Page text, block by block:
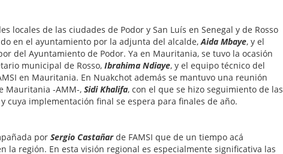
de las ciudades de Podor y San Luís en Senegal y de Rosso
en el ayuntamiento por la adjunta del alcalde,Aida Mbaye, y el
del Ayuntamiento de Podor. Ya en Mauritania, se tuvo la ocasión
municipal de Rosso, Ibrahima Ndiaye, y el equipo técnico del
en Mauritania. En Nuakchot además se mantuvo una reunión
Mauritania -AMM-, Sidi Khalifa, con el que se hizo seguimiento de las
cuya implementación final se espera para finales de año.
por Sergio Castañarde FAMSI que de un tiempo acá
la región. En esta visión regional es especialmente significativa las